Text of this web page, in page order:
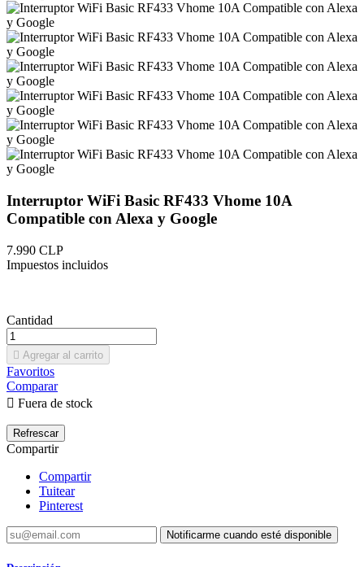
Interruptor WiFi Basic RF433 Vhome 10A
Compatible con Alexa y Google
7.990 CLP
Impuestos incluidos
Cantidad
 Agregar al carrito
Favoritos
Comparar
 Fuera de stock
Compartir
Compartir
Tuitear
Pinterest
Notificarme cuando esté disponible